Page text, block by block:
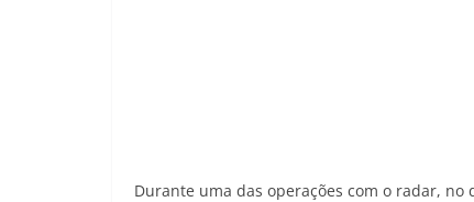
Durante uma das operações com o radar, no